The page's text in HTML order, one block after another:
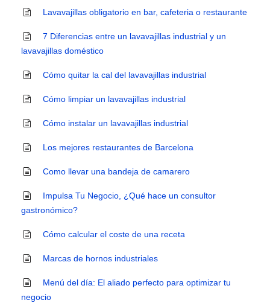
Lavavajillas obligatorio en bar, cafeteria o restaurante
7 Diferencias entre un lavavajillas industrial y un
lavavajillas doméstico
Cómo quitar la cal del lavavajillas industrial
Cómo limpiar un lavavajillas industrial
Cómo instalar un lavavajillas industrial
Los mejores restaurantes de Barcelona
Como llevar una bandeja de camarero
Impulsa Tu Negocio, ¿Qué hace un consultor
gastronómico?
Cómo calcular el coste de una receta
Marcas de hornos industriales
Menú del día: El aliado perfecto para optimizar tu
negocio